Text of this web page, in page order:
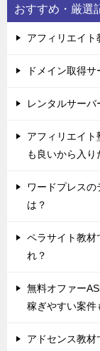
おすすめ・厳選
アフィリエイト
ドメイン取得
レンタルサー
アフィリエイ
も良いから入り
ワードプレス
は？
ペラサイト教材
れ？
無料オファー
稼ぎやすい案件
アドセンス教材